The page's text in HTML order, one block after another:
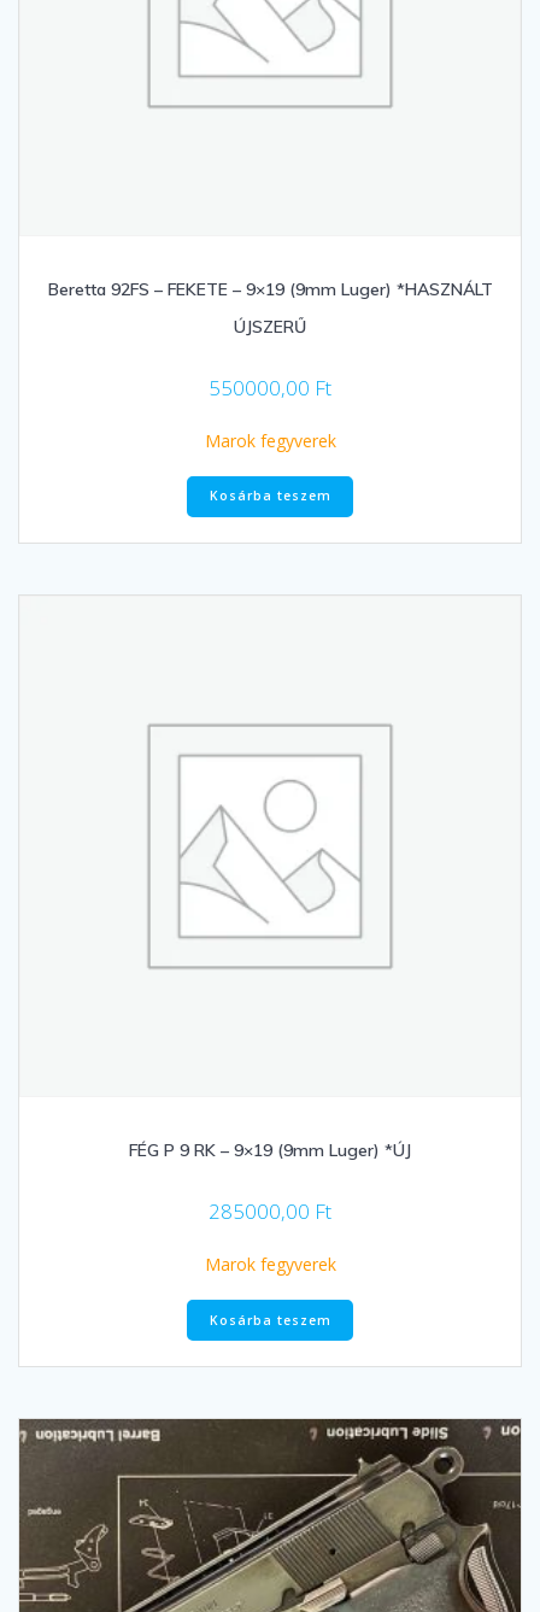
Beretta 92FS – FEKETE – 9×19 (9mm Luger) *HASZNÁLT
ÚJSZERŰ
550000,00 Ft
Marok fegyverek
Kosárba teszem
FÉG P 9 RK – 9×19 (9mm Luger) *ÚJ
285000,00 Ft
Marok fegyverek
Kosárba teszem